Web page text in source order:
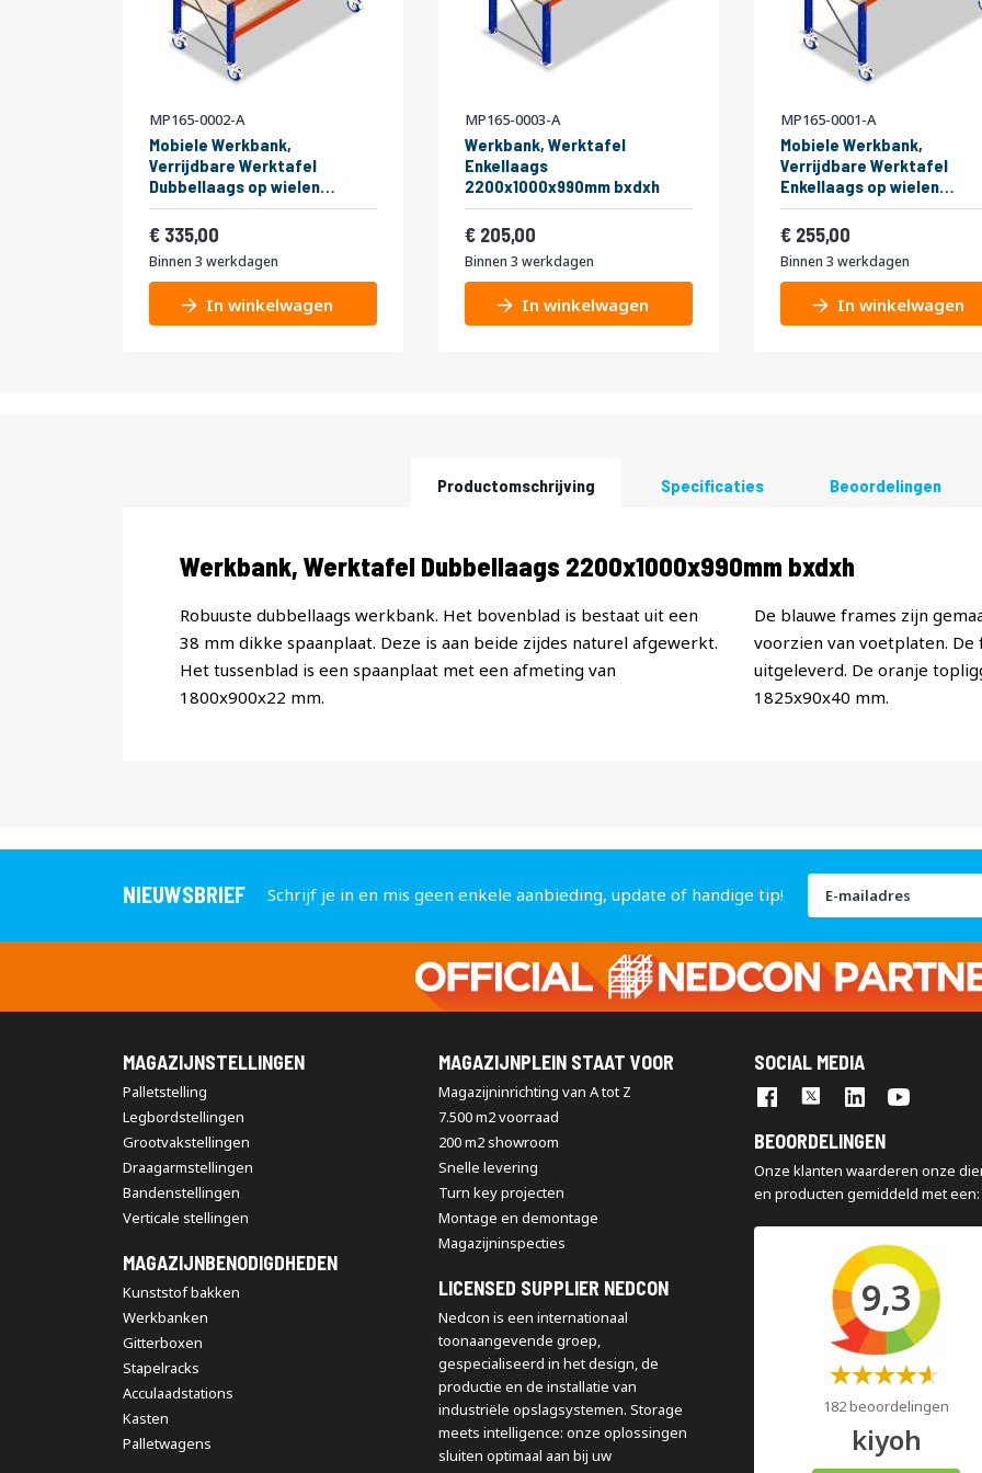
MP165-0002-A
Mobiele Werkbank,
Verrijdbare Werktafel
Dubbellaags op wielen
2200x1000x990mm bxdxh
Vanaf
335,00
Binnen 3 werkdagen
In winkelwagen
MP165-0003-A
Werkbank, Werktafel
Enkellaags
2200x1000x990mm bxdxh
Vanaf
205,00
Binnen 3 werkdagen
In winkelwagen
MP165-0001-A
Mobiele Werkbank,
Verrijdbare Werktafel
Enkellaags op wielen
2200x1000x990mm bxdxh
Vanaf
255,00
Binnen 3 werkdagen
In winkelwagen
Productomschrijving
Productomschrijving
Werkbank, Werktafel Dubbellaags 2200x1000x990mm bxdxh
Robuuste dubbellaags werkbank. Het bovenblad is bestaat uit een
38 mm dikke spaanplaat. Deze is aan beide zijdes naturel afgewerkt.
Het tussenblad is een spaanplaat met een afmeting van
1800x900x22 mm.
De blauwe frames zijn
voorzien van voetplaten.
uitgeleverd. De oranje
1825x90x40 mm.
Specificaties Beoordelingen
NIEUWSBRIEF Schrijf je in en mis geen enkele aanbieding, update of handige tip!
Abonneer
op
onze
nieuwsbrief
MAGAZIJNSTELLINGEN
Palletstelling
Legbordstellingen
Grootvakstellingen
Draagarmstellingen
Bandenstellingen
Verticale stellingen
MAGAZIJNBENODIGDHEDEN
Kunststof bakken
Werkbanken
Gitterboxen
Stapelracks
Acculaadstations
Kasten
Palletwagens
MAGAZIJNPLEIN STAAT VOOR
Magazijninrichting van A tot Z
7.500 m2 voorraad
200 m2 showroom
Snelle levering
Turn key projecten
Montage en demontage
Magazijninspecties
LICENSED SUPPLIER NEDCON
Nedcon is een internationaal
toonaangevende groep,
gespecialiseerd in het design, de
productie en de installatie van
industriële opslagsystemen. Storage
meets intelligence: onze oplossingen
sluiten optimaal aan bij uw
SOCIAL MEDIA
BEOORDELINGEN
Onze klanten waarderen onze
en producten gemiddeld met een:
9,3
Waardering:
182 beoordelingen
kiyoh